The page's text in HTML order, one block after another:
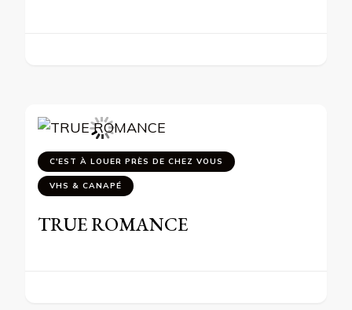
C'EST À LOUER PRÈS DE CHEZ VOUS
VHS & CANAPÉ
TRUE ROMANCE